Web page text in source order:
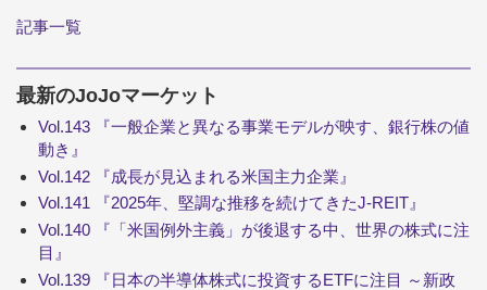
記事一覧
最新のJoJoマーケット
Vol.143 『一般企業と異なる事業モデルが映す、銀行株の値
動き』
Vol.142 『成長が見込まれる米国主力企業』
Vol.141 『2025年、堅調な推移を続けてきたJ-REIT』
Vol.140 『「米国例外主義」が後退する中、世界の株式に注
目』
Vol.139 『日本の半導体株式に投資するETFに注目 ～新政